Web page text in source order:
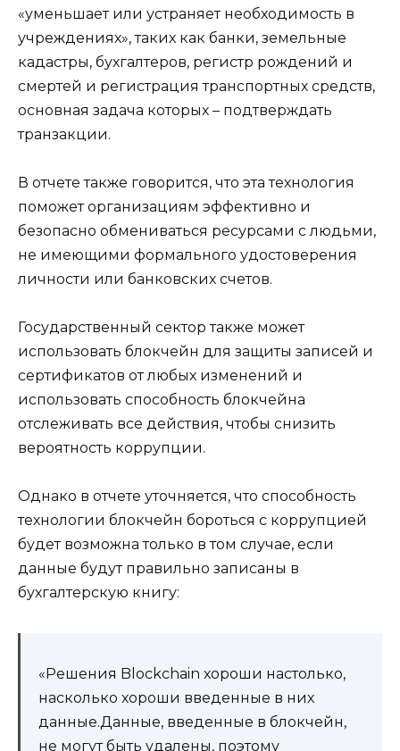
«уменьшает или устраняет необходимость в
учреждениях», таких как банки, земельные
кадастры, бухгалтеров, регистр рождений и
смертей и регистрация транспортных средств,
основная задача которых – подтверждать
транзакции.
В отчете также говорится, что эта технология
поможет организациям эффективно и
безопасно обмениваться ресурсами с людьми,
не имеющими формального удостоверения
личности или банковских счетов.
Государственный сектор также может
использовать блокчейн для защиты записей и
сертификатов от любых изменений и
использовать способность блокчейна
отслеживать все действия, чтобы снизить
вероятность коррупции.
Однако в отчете уточняется, что способность
технологии блокчейн бороться с коррупцией
будет возможна только в том случае, если
данные будут правильно записаны в
бухгалтерскую книгу:
«Решения Blockchain хороши настолько,
насколько хороши введенные в них
данные.Данные, введенные в блокчейн,
не могут быть удалены, поэтому